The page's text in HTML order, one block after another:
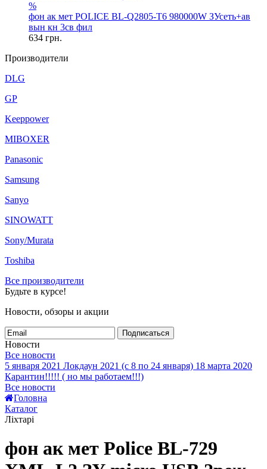
%
фон ак мет POLICE BL-Q2805-T6 980000W ЗУсеть+ав
вын кн 3св фил
634 грн.
Производители
DLG
GP
Keeppower
MIBOXER
Panasonic
Samsung
Sanyo
SINOWATT
Sony/Murata
Toshiba
Все производители
Будьте в курсе!
Новости, обзоры и акции
Подписаться
Новости
Все новости
5 января 2021 Локдаун 2021 (с 8 по 24 января) 18 марта 2020
Карантин!!!!! ( но мы работаем!!!)
Все новости
Головна
Каталог
Ліхтарі
фон ак мет Police BL-729